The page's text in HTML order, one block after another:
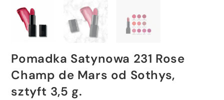
Pomadka Satynowa 231 Rose
Champ de Mars od Sothys,
sztyft 3,5 g.